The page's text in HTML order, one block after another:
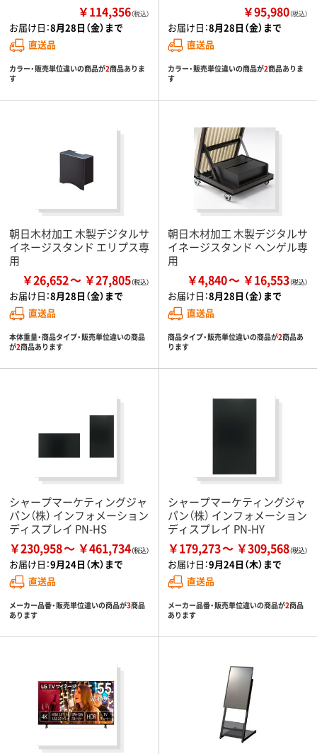
￥114,356（税込）
お届け日：8月28日（金）まで
直送品
カラー・販売単位違いの商品が2商品ありま
す
￥95,980（税込）
お届け日：8月28日（金）まで
直送品
カラー・販売単位違いの商品が2商品ありま
す
朝日木材加工 木製デジタルサ
イネージスタンド エリプス専
用
￥26,652 ￥27,805
お届け日：8月28日（金）まで
直送品
本体重量・商品タイプ・販売単位違いの商品
が2商品あります
朝日木材加工 木製デジタルサ
イネージスタンド ヘンゲル専
用
￥4,840 ￥16,553
お届け日：8月28日（金）まで
直送品
商品タイプ・販売単位違いの商品が2商品あ
ります
シャープマーケティングジャ
パン（株） インフォメーション
ディスプレイ PN-HS
￥230,958 ￥461,734
お届け日：9月24日（木）まで
直送品
メーカー品番・販売単位違いの商品が3商品
あります
シャープマーケティングジャ
パン（株） インフォメーション
ディスプレイ PN-HY
￥179,273 ￥309,568
お届け日：9月24日（木）まで
直送品
メーカー品番・販売単位違いの商品が2商品
あります